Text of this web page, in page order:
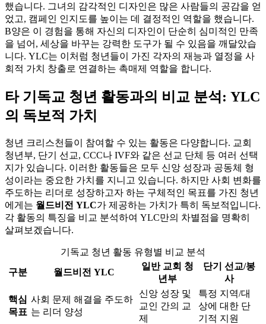
했습니다. 그녀의 감각적인 디자인은 많은 사람들의 공감을 얻
었고, 캠페인 인지도를 높이는 데 결정적인 역할을 했습니다.
B양은 이 경험을 통해 자신의 디자인이 단순히 심미적인 만족
을 넘어, 세상을 바꾸는 강력한 도구가 될 수 있음을 깨달았습
니다. YLC는 이처럼 청년들이 가진 각자의 재능과 열정을 사
회적 가치 창출로 연결하는 촉매제 역할을 합니다.
타 기독교 청년 활동과의 비교 분석: YLC
의 독보적 가치
청년 크리스천들이 참여할 수 있는 활동은 다양합니다. 교회
청년부, 단기 선교, CCC나 IVF와 같은 선교 단체 등 여러 선택
지가 있습니다. 이러한 활동들은 모두 신앙 성장과 공동체 형
성이라는 중요한 가치를 지니고 있습니다. 하지만 사회 변화를
주도하는 리더로 성장하고자 하는 구체적인 목표를 가진 청년
에게는 월드비전 YLC가 제공하는 가치가 특히 독보적입니다.
각 활동의 특징을 비교 분석하여 YLC만의 차별점을 명확히
살펴보겠습니다.
기독교 청년 활동 유형별 비교 분석
구분
월드비전 YLC
일반 교회 청
년부
단기 선교/봉
사
핵심
목표
사회 문제 해결을 주도하
는 리더 양성
신앙 성장 및
교인 간의 교
제
특정 지역/대
상에 대한 단
기적 지원